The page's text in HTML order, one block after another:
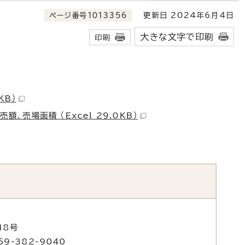
ページ番号1013356 更新日 2024年6月4日
印刷 大きな文字で印刷
）
額、売場面積 （Excel 29.0KB）
号
382-9040